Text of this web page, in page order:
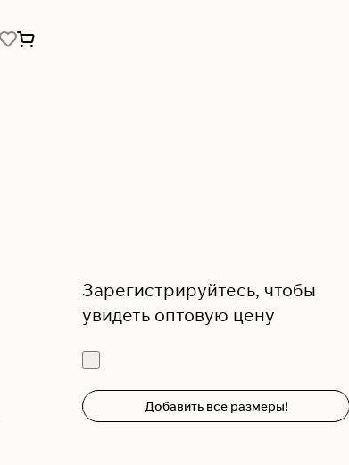
Зарегистрируйтесь, чтобы
увидеть оптовую цену
Добавить все размеры!